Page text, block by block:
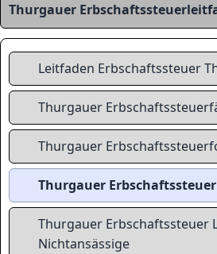
Thurgauer
Leitfaden Erbschaftssteuer
Thurgauer
Thurgauer
Thurgauer
Thurgauer Erbschaftssteuer
Nichtansässige